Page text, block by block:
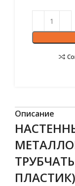
Описание
М